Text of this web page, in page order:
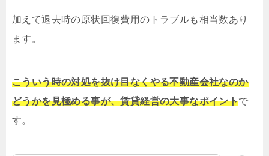
加えて退去時の原状回復費用のトラブルも相当数あり
ます。
こういう時の対処を抜け目なくやる不動産会社なのか
どうかを見極める事が、賃貸経営の大事なポイントで
す。